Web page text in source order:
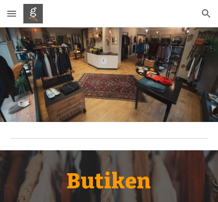
Skip to main content Skip to navigation
Butiken